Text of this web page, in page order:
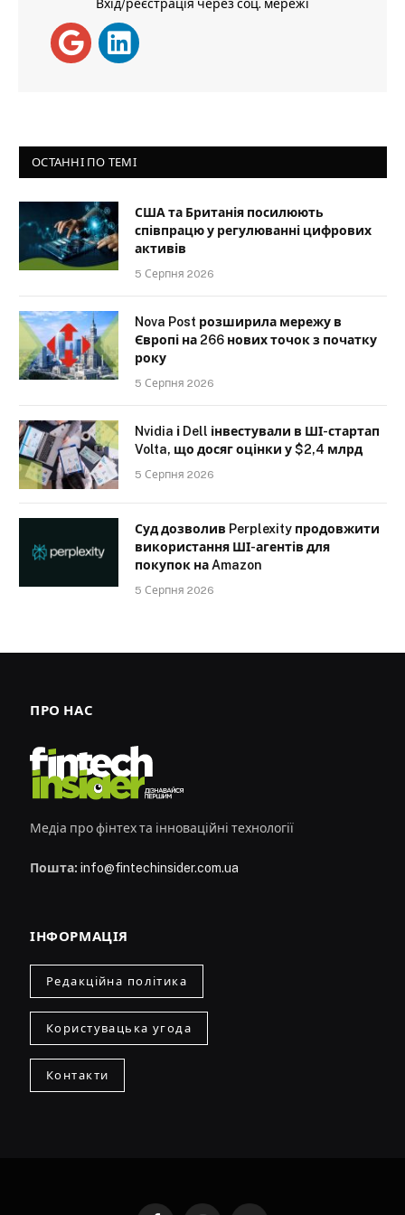
Вхід/реєстрація через соц. мережі
ОСТАННІ ПО ТЕМІ
США та Британія посилюють
співпрацю у регулюванні цифрових
активів
5 Серпня 2026
Nova Post розширила мережу в
Європі на 266 нових точок з початку
року
5 Серпня 2026
Nvidia і Dell інвестували в ШІ-стартап
Volta, що досяг оцінки у $2,4 млрд
5 Серпня 2026
Суд дозволив Perplexity продовжити
використання ШІ-агентів для
покупок на Amazon
5 Серпня 2026
ПРО НАС
Медіа про фінтех та інноваційні технології
Пошта: info@fintechinsider.com.ua
ІНФОРМАЦІЯ
Редакційна політика
Користувацька угода
Контакти